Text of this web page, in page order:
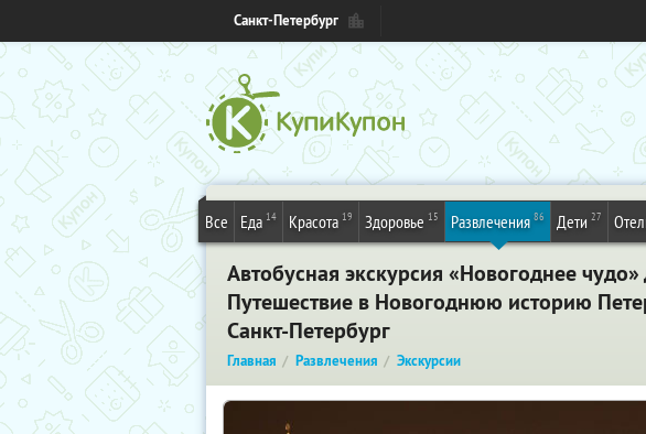
Санкт-Петербург
Все Еда 14 Красота 19 Здоровье 15 Развлечения 86 Дети 27
Автобусная экскурсия «Новогоднее
Путешествие в Новогоднюю историю
Санкт-Петербург
Главная Развлечения Экскурсии